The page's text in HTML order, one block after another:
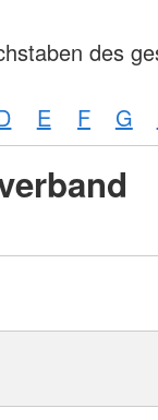
des
E F G